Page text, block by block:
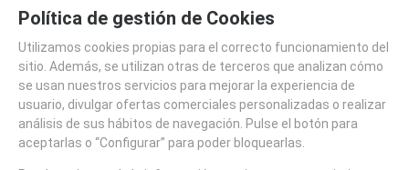
TIROLINAS (27)
CONJUNTOS MODULARES (207)
PANELES Y DIDACTICOS (59)
TOBOGANES (89)
RECAMBIOS (10)
CASITAS MESAS Y BANCOS (48)
Política de gestión de Cookies
Utilizamos cookies propias para el correcto funcionamiento del
sitio. Además, se utilizan otras de terceros que analizan cómo
se usan nuestros servicios para mejorar la experiencia de
usuario, divulgar ofertas comerciales personalizadas o realizar
análisis de sus hábitos de navegación. Pulse el botón para
aceptarlas o “Configurar” para poder bloquearlas.